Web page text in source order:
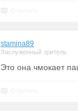
stamina89
Заслуженный зритель
Это она чмокает